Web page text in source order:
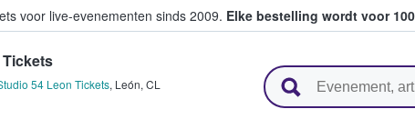
voor live-evenementen sinds 2009. Elke bestelling wordt voor
tickets kopen en verkopen
54 Leon Tickets, León, CL